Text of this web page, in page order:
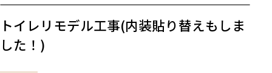
トイレリモデル工事(内装貼り替えもしま
した！)